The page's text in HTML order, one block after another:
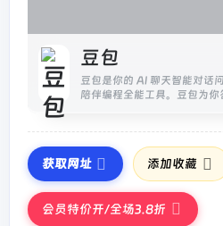
豆包
豆包是你的 AI 聊天智能对话
陪伴编程全能工具。豆包为
获取网址 添加收藏
会员特价开/全场3.8折